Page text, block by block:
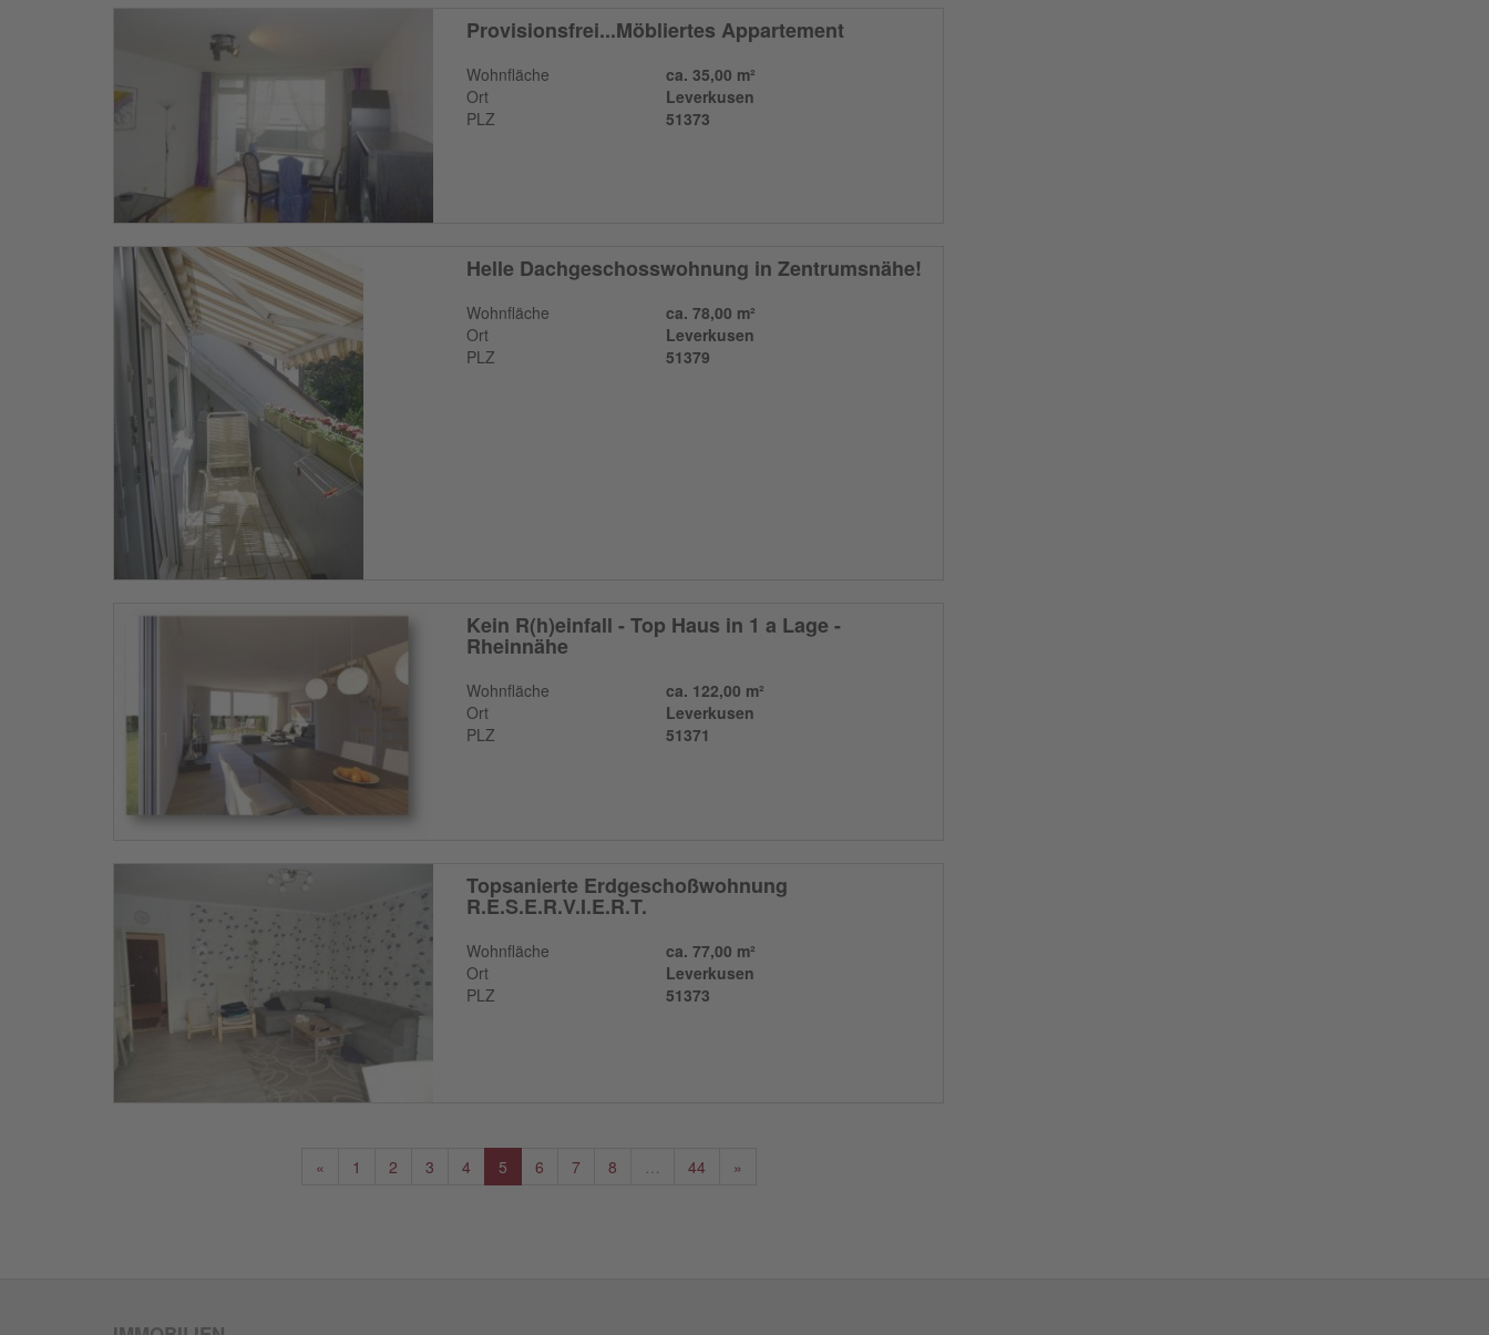
Provisionsfrei...Möbliertes Appartement
Wohnfläche
ca. 35,00 m²
Ort
Leverkusen
PLZ
51373
Helle Dachgeschosswohnung in Zentrumsnähe!
Wohnfläche
ca. 78,00 m²
Ort
Leverkusen
PLZ
51379
Kein R(h)einfall - Top Haus in 1 a Lage -
Rheinnähe
Wohnfläche
ca. 122,00 m²
Ort
Leverkusen
PLZ
51371
Topsanierte Erdgeschoßwohnung
R.E.S.E.R.V.I.E.R.T.
Wohnfläche
ca. 77,00 m²
Ort
Leverkusen
PLZ
51373
« 1 2 3 4 5 6 7 8 … 44 »